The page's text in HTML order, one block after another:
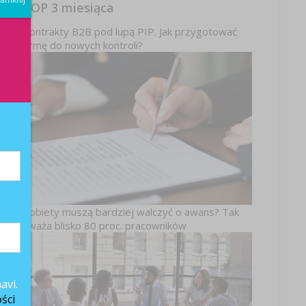
TOP 3 miesiąca
Kontrakty B2B pod lupą PIP. Jak przygotować
firmę do nowych kontroli?
Kobiety muszą bardziej walczyć o awans? Tak
uważa blisko 80 proc. pracowników